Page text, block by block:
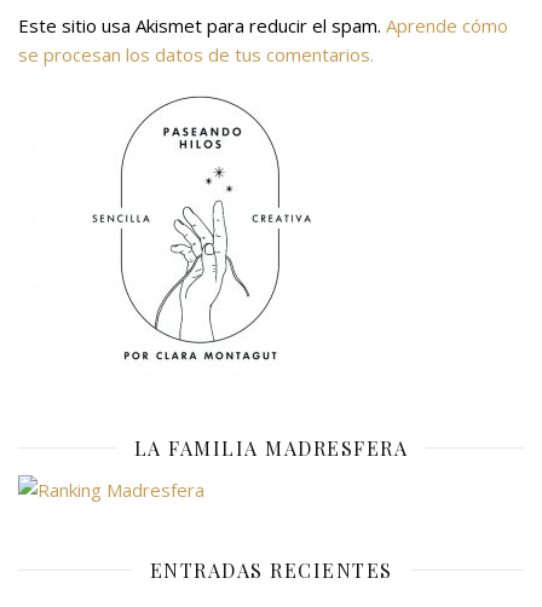
Este sitio usa Akismet para reducir el spam. Aprende cómo
se procesan los datos de tus comentarios.
LA FAMILIA MADRESFERA
ENTRADAS RECIENTES